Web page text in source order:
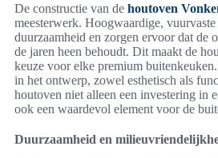
De constructie van de houtoven
meesterwerk. Hoogwaardige,
duurzaamheid en zorgen ervoor dat de
de jaren heen behoudt. Dit maakt de
keuze voor elke premium
in het ontwerp, zowel esthetisch als
houtoven niet alleen een investering in
ook een waardevol element voor de
Duurzaamheid en